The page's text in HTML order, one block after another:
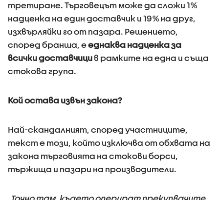
третиране. Търговецът може да сложи 1%
надценка на един доставчик и 19% на друг,
изхвърляйки го от пазара. Решението,
според бранша, ееднаква надценка за
всички доставчици в рамките на една и съща
стокова група.
Кой остава извън закона?
Най-скандалният, според участниците,
текст е този, който изключва от обхвата на
закона търговията на стокови борси,
тържища и пазари на производители.